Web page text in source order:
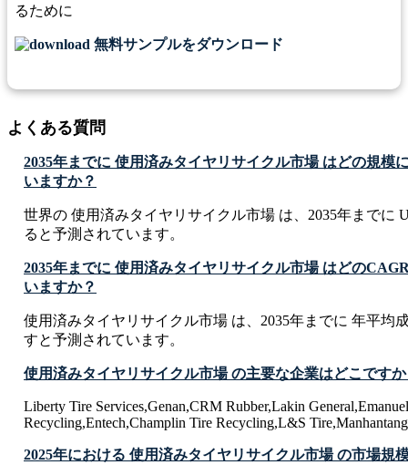
るために
無料サンプルをダウンロード
よくある質問
2035年までに 使用済みタイヤリサイクル市場 はどの規模
いますか？
世界の 使用済みタイヤリサイクル市場 は、2035年までに
ると予測されています。
2035年までに 使用済みタイヤリサイクル市場 はどの
いますか？
使用済みタイヤリサイクル市場 は、2035年までに 年平均
すと予測されています。
使用済みタイヤリサイクル市場 の主要な企業はどこです
Liberty Tire Services,Genan,CRM Rubber,Lakin
Recycling,Entech,Champlin Tire Recycling,L&S
2025年における 使用済みタイヤリサイクル市場 の市場規